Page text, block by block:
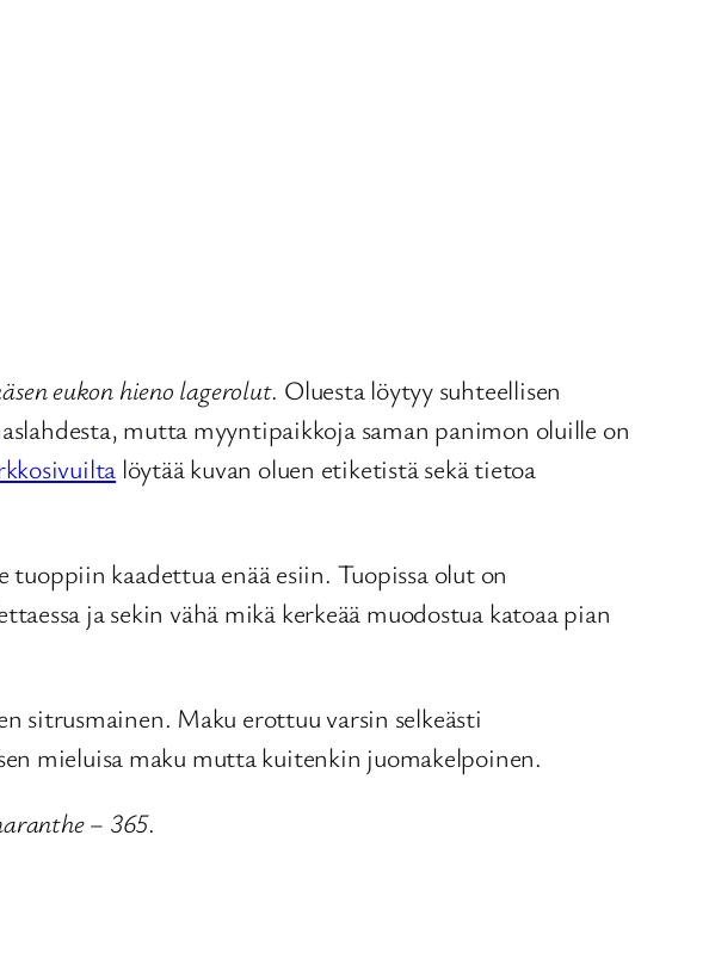
eukon hieno lagerolut. Oluesta löytyy suhteellisen
mutta myyntipaikkoja saman panimon oluille on
löytää kuvan oluen etiketistä sekä tietoa
tuoppiin kaadettua enää esiin. Tuopissa olut on
ja sekin vähä mikä kerkeää muodostua katoaa pian
sitrusmainen. Maku erottuu varsin selkeästi
mieluisa maku mutta kuitenkin juomakelpoinen.
– 365.